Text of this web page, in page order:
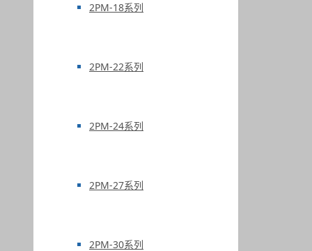
2PM-18系列
2PM-22系列
2PM-24系列
2PM-27系列
2PM-30系列